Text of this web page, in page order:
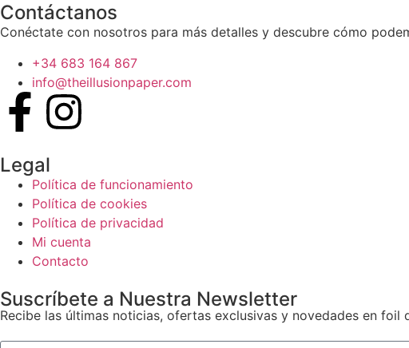
Contáctanos
Conéctate con nosotros para más detalles y descubre cómo
+34 683 164 867
info@theillusionpaper.com
Legal
Política de funcionamiento
Política de cookies
Política de privacidad
Mi cuenta
Contacto
Suscríbete a Nuestra Newsletter
Recibe las últimas noticias, ofertas exclusivas y novedades en